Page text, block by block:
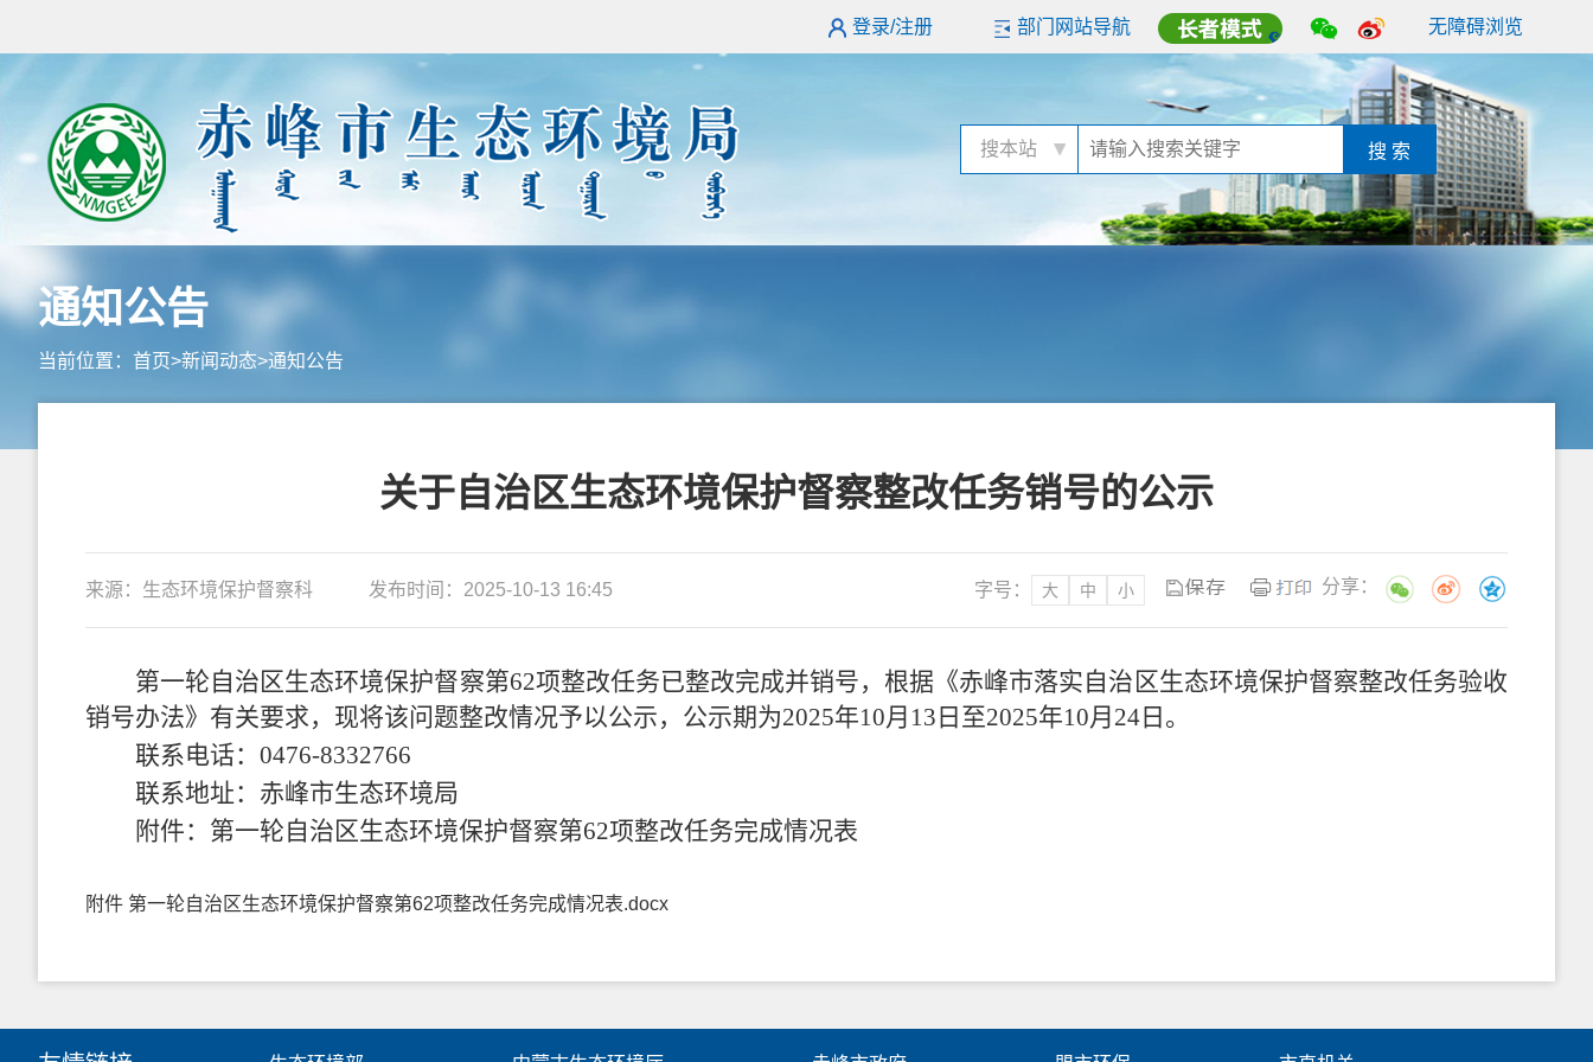
登录/注册 部门网站导航 无障碍浏览
搜本站 搜 索
通知公告
当前位置： 首页>新闻动态>通知公告
关于自治区生态环境保护督察整改任务销号的公示
来源：生态环境保护督察科 发布时间：2025-10-13 16:45 字号： 大 中 小 分享：
第一轮自治区生态环境保护督察第62项整改任务已整改完成并销号，根据《赤峰市落实自治区生态环境保护督察整改任务验收
销号办法》有关要求，现将该问题整改情况予以公示，公示期为2025年10月13 日至2025年10月24 日。
联系电话： 0476-8332766
联系地址：赤峰市生态环境局
附件：第一轮自治区生态环境保护督察第62项整改任务完成情况表
附件 第一轮自治区生态环境保护督察第62项整改任务完成情况表.docx